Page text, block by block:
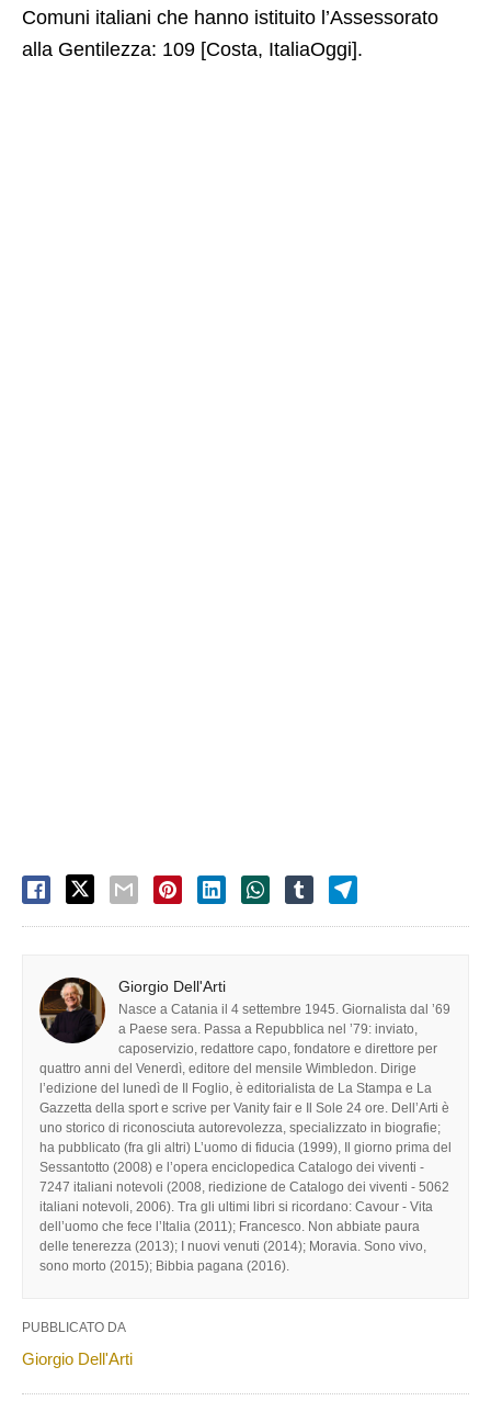
Comuni italiani che hanno istituito l’Assessorato
alla Gentilezza: 109 [Costa, ItaliaOggi].
Giorgio Dell'Arti
Nasce a Catania il 4 settembre 1945. Giornalista dal ’69
a Paese sera. Passa a Repubblica nel ’79: inviato,
caposervizio, redattore capo, fondatore e direttore per
quattro anni del Venerdì, editore del mensile Wimbledon. Dirige
l’edizione del lunedì de Il Foglio, è editorialista de La Stampa e La
Gazzetta della sport e scrive per Vanity fair e Il Sole 24 ore. Dell’Arti è
uno storico di riconosciuta autorevolezza, specializzato in biografie;
ha pubblicato (fra gli altri) L’uomo di fiducia (1999), Il giorno prima del
Sessantotto (2008) e l’opera enciclopedica Catalogo dei viventi -
7247 italiani notevoli (2008, riedizione de Catalogo dei viventi - 5062
italiani notevoli, 2006). Tra gli ultimi libri si ricordano: Cavour - Vita
dell’uomo che fece l’Italia (2011); Francesco. Non abbiate paura
delle tenerezza (2013); I nuovi venuti (2014); Moravia. Sono vivo,
sono morto (2015); Bibbia pagana (2016).
PUBBLICATO DA
Giorgio Dell'Arti